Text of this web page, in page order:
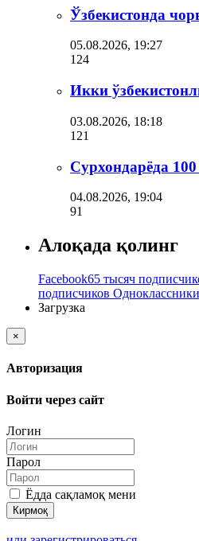
Ўзбекистонда
05.08.2026, 19:27
124
Икки
03.08.2026, 18:18
121
Сурхондарёда
04.08.2026, 19:04
91
Алоқада қолинг
Facebook65 тысяч
подписчиков Одноклассники
Загрузка
×
Авторизация
Войти через сайт
Логин
Парол
Ёдда сақламоқ мени